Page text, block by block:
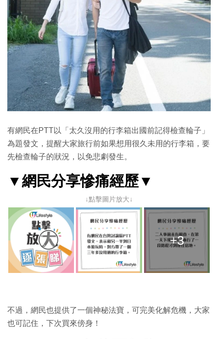
有網民在PTT以「太久沒用的行李箱出國前記得檢查輪子」
為題發文，提醒大家旅行前如果想用很久未用的行李箱，要
先檢查輪子的狀況，以免悲劇發生。
▼網民分享慘痛經歷▼
↓點擊圖片放大↓
+3
不過，網民也提供了一個神秘法寶，可完美化解危機，大家
也可記住，下次買來傍身！